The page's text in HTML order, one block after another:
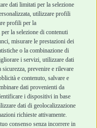
dati limitati per la selezione
utilizzare profili
profili per la
la selezione di contenuti
misurare le prestazioni dei
o la combinazione di
i servizi, utilizzare dati
prevenire e rilevare
e contenuto, salvare e
dati provenienti da
i dispositivi in base
dati di geolocalizzazione
richieste attivamente.
consenso senza incorrere in
sicuri
e condizioni
vendita
di
e Reso